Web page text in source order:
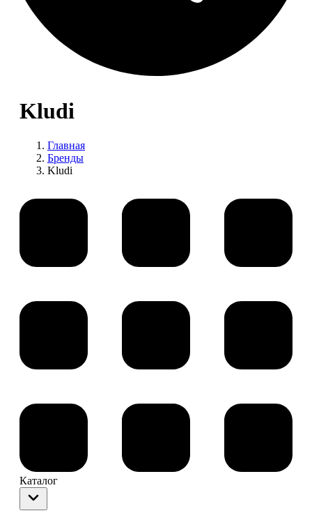
Kludi
Главная
Бренды
Kludi
Каталог